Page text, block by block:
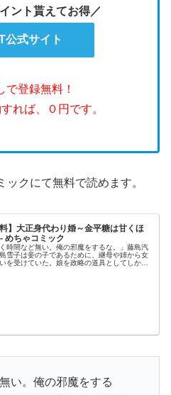
ント貰えてお得／
公式サイト
で登録無料！
れば、０円です。
クにて無料で読めます。
料】大正身代わり婚～金平糖は甘くほ
めちゃコミック
く時間など無い。俺の邪魔をするな。」藤島汽
雪子は妾の子であるために、継母や姉から女
を受けていた。娘を政略の道具としてしか見
い。俺の邪魔をする